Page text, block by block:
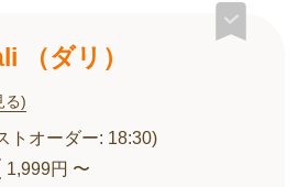
（ダリ）
る)
トオーダー: 18:30)
1,999円 〜